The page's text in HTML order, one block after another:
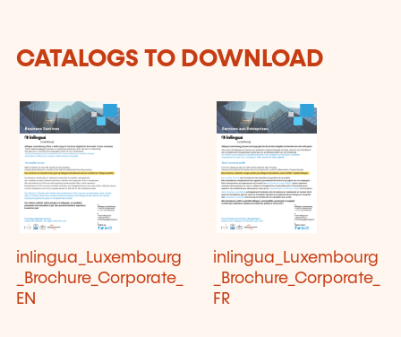
CATALOGS TO DOWNLOAD
inlingua_Luxembourg
_Brochure_Corporate_
EN
inlingua_Luxembourg
_Brochure_Corporate_
FR